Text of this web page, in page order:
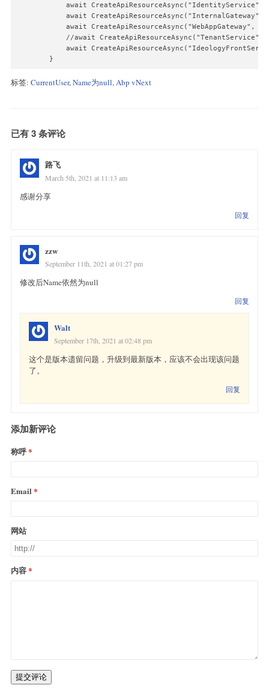
            {
identity.AddIfNotContains(new
            }
identity.AddIfNotContains(new
        }
await CreateApiResourceAsync("IdentityService",
await CreateApiResourceAsync("InternalGateway",
await CreateApiResourceAsync("WebAppGateway",
//await CreateApiResourceAsync("TenantService",
await
        }
标签: CurrentUser,Name为null,Abp vNext
已有 3 条评论
路飞
March 5th, 2021 at 11:13 am
感谢分享
回复
zzw
September 11th, 2021 at 01:27 pm
修改后Name依然为null
回复
Walt
September 17th, 2021 at 02:48 pm
这个是版本遗留问题，升级到最新版本，应该不会出现该问题
了。
回复
添加新评论
称呼
Email
网站
内容
提交评论